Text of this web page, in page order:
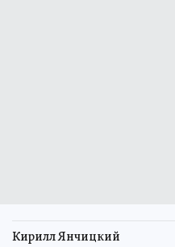
Кирилл Янчицкий